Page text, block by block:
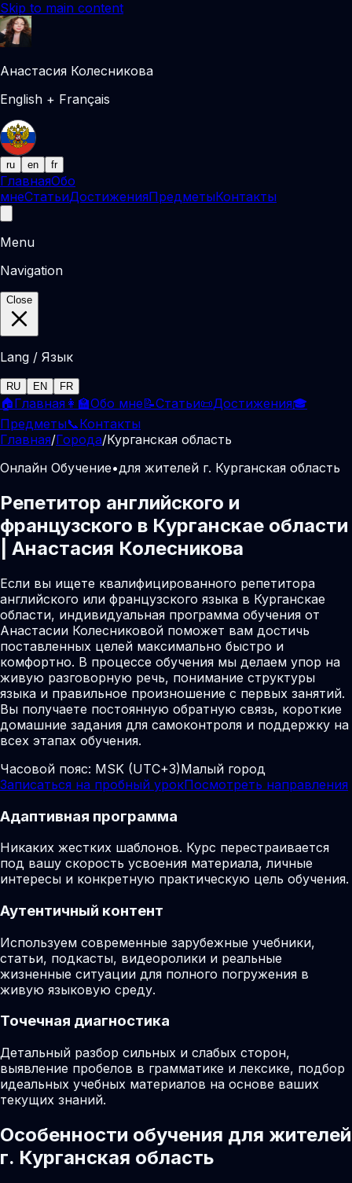
Skip to main content
Анастасия Колесникова
English + Français
ru en fr
ГлавнаяОбо
мнеСтатьиДостиженияПредметыКонтакты
Menu
Navigation
Close
Lang / Язык
RU EN FR
🏠Главная 👩‍🏫Обо мне📝Статьи📜Достижения🎓
Предметы📞Контакты
Главная/Города/Курганская область
Онлайн Обучение•для жителей г. Курганская область
Репетитор английского и
французского в Курганскае области
| Анастасия Колесникова
Если вы ищете квалифицированного репетитора
английского или французского языка в Курганскае
области, индивидуальная программа обучения от
Анастасии Колесниковой поможет вам достичь
поставленных целей максимально быстро и
комфортно. В процессе обучения мы делаем упор на
живую разговорную речь, понимание структуры
языка и правильное произношение с первых занятий.
Вы получаете постоянную обратную связь, короткие
домашние задания для самоконтроля и поддержку на
всех этапах обучения.
Часовой пояс: MSK (UTC+3)Малый город
Записаться на пробный урокПосмотреть направления
Адаптивная программа
Никаких жестких шаблонов. Курс перестраивается
под вашу скорость усвоения материала, личные
интересы и конкретную практическую цель обучения.
Аутентичный контент
Используем современные зарубежные учебники,
статьи, подкасты, видеоролики и реальные
жизненные ситуации для полного погружения в
живую языковую среду.
Точечная диагностика
Детальный разбор сильных и слабых сторон,
выявление пробелов в грамматике и лексике, подбор
идеальных учебных материалов на основе ваших
текущих знаний.
Особенности обучения для жителей
г. Курганская область